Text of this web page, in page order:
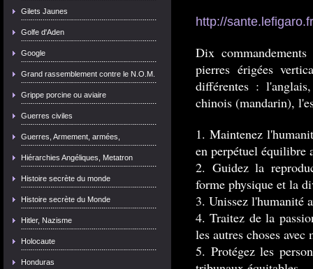
Gilets Jaunes
Golfe d'Aden
Google
Grand rassemblement contre le N.O.M.
Grippe porcine ou aviaire
Guerres civiles
Guerres, Armement, armées,
Hiérarchies Angéliques, Metatron
Histoire secrète du monde
Histoire secrète du Monde
Hitler, Nazisme
Holocaute
Honduras
http://
Dix
pierres érigées
différentes :
chinois (mandarin),
1. Maintenez
en perpétuel équilibre
2. Guidez la
forme physique et la
3. Unissez l'humanité
4. Traitez de la
les autres choses avec
5. Protégez les